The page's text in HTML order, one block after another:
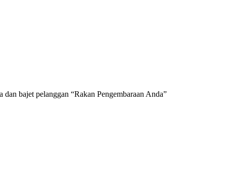
bajet pelanggan “Rakan Pengembaraan Anda”